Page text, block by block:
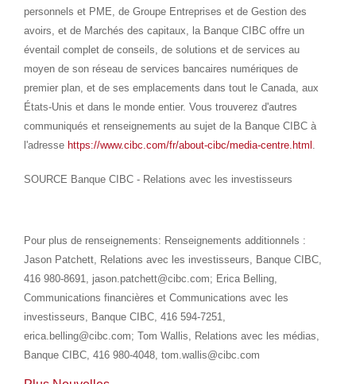
personnels et PME, de Groupe Entreprises et de Gestion des
avoirs, et de Marchés des capitaux, la Banque CIBC offre un
éventail complet de conseils, de solutions et de services au
moyen de son réseau de services bancaires numériques de
premier plan, et de ses emplacements dans tout leCanada, aux
États-Unis et dans le monde entier. Vous trouverez d'autres
communiqués et renseignements au sujet de la Banque CIBC à
l'adresse https://www.cibc.com/fr/about-cibc/media-centre.html .
SOURCE Banque CIBC - Relations avec les investisseurs
Pour plus de renseignements: Renseignements additionnels :
Jason Patchett, Relations avec les investisseurs, Banque CIBC,
416 980-8691, jason.patchett@cibc.com; Erica Belling,
Communications financières et Communications avec les
investisseurs, Banque CIBC, 416 594-7251,
erica.belling@cibc.com; Tom Wallis, Relations avec les médias,
Banque CIBC, 416 980-4048, tom.wallis@cibc.com